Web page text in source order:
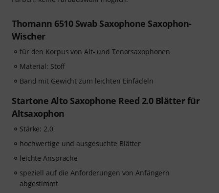
Thomann 6510 Swab Saxophone Saxophon-
Wischer
für den Korpus von Alt- und Tenorsaxophonen
Material: Stoff
Band mit Gewicht zum leichten Einfädeln
Startone Alto Saxophone Reed 2.0 Blätter für
Altsaxophon
Stärke: 2,0
hochwertige und ausgesuchte Blätter
leichte Ansprache
speziell auf die Anforderungen von Anfängern
abgestimmt